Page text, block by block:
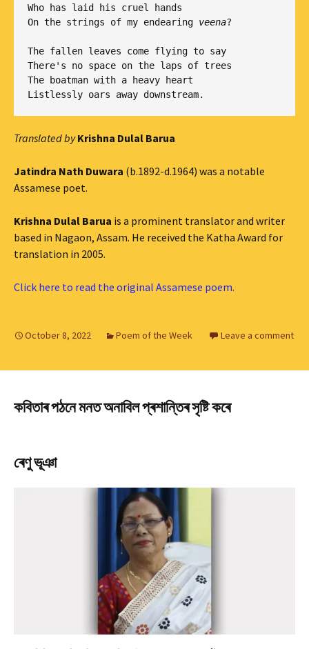
Who has laid his cruel hands
On the strings of my endearing veena?
The fallen leaves come flying to say
There's no space on the laps of trees
The boatman with a heavy heart
Listlessly oars away downstream.
Translated by Krishna Dulal Barua
Jatindra Nath Duwara (b.1892-d.1964) was a notable
Assamese poet.
Krishna Dulal Barua is a prominent translator and writer
based in Nagaon, Assam. He received the Katha Award for
translation in 2005.
Click here to read the original Assamese poem.
October 8, 2022 Poem of the Week Leave a comment
কবিতাৰ পঠনে মনত অনাবিল প্ৰশান্তিৰ সৃষ্টি কৰে
ৰেণু ভূঞা